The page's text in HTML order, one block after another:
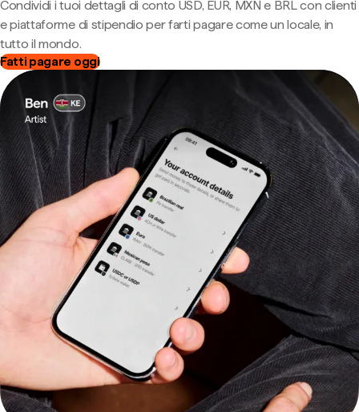
Condividi i tuoi dettagli di conto USD, EUR, MXN e BRL con clienti
e piattaforme di stipendio per farti pagare come un locale, in
tutto il mondo.
Fatti pagare oggi